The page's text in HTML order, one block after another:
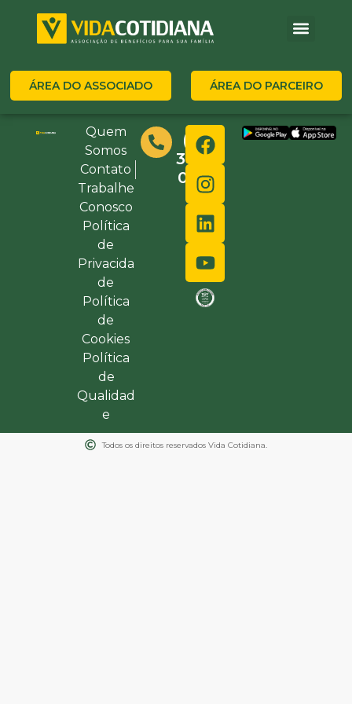
ÁREA DO ASSOCIADO ÁREA DO PARCEIRO
Quem
Somos
Contato
Trabalhe
Conosco
Política
de
Privacida
de
Política
de
Cookies
Política
de
Qualidad
e
(48)
3632-
0000
Todos os direitos reservados Vida Cotidiana.